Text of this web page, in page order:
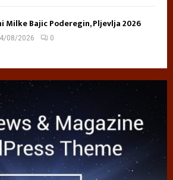
Milke Bajic Poderegin, Pljevlja 2026
08/2026 0